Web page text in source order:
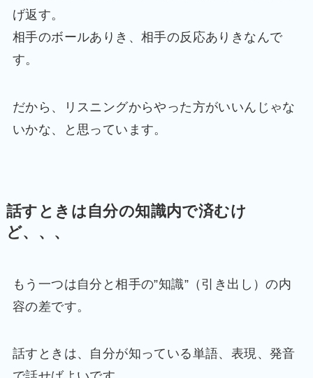
げ返す。
相手のボールありき、相手の反応ありきなんで
す。
だから、リスニングからやった方がいいんじゃな
いかな、と思っています。
話すときは自分の知識内で済むけ
ど、、、
もう一つは自分と相手の”知識”（引き出し）の内
容の差です。
話すときは、自分が知っている単語、表現、発音